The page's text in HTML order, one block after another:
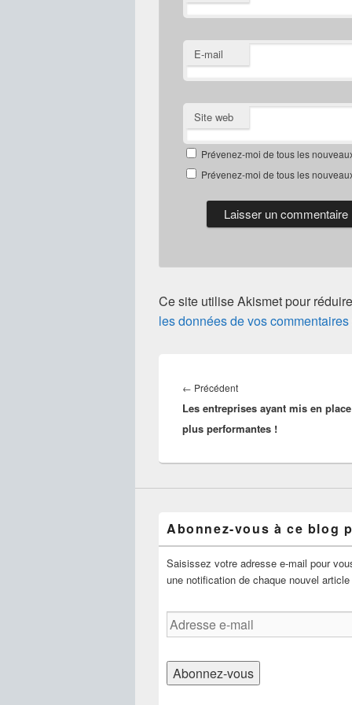
E-mail
Site web
Prévenez-moi de tous les
Prévenez-moi de tous les
Ce site utilise Akismet pour
les données de vos
de
l’article
← PrécédentArticle
précédent :
Les entreprises ayant mis en
plus performantes !
Abonnez-vous à ce blog
Saisissez votre adresse e-mail pour
une notification de chaque nouvel
Adresse
e-
Abonnez-vous